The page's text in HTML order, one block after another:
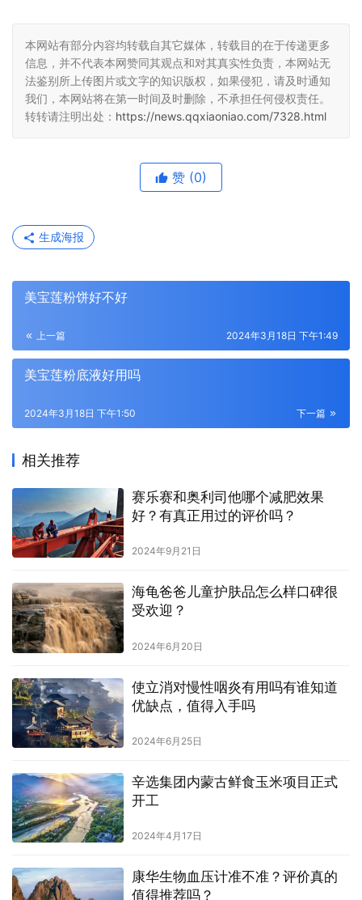
本网站有部分内容均转载自其它媒体，转载目的在于传递更多
信息，并不代表本网赞同其观点和对其真实性负责，本网站无
法鉴别所上传图片或文字的知识版权，如果侵犯，请及时通知
我们，本网站将在第一时间及时删除，不承担任何侵权责任。
转转请注明出处： https://news.qqxiaoniao.com/7328.html
赞 (0)
生成海报
美宝莲粉饼好不好
上一篇 2024年3月18日 下午1:49
美宝莲粉底液好用吗
下一篇
2024年3月18日 下午1:50
相关推荐
赛乐赛和奥利司他哪个减肥效果
好？有真正用过的评价吗？
2024年9月21日
海龟爸爸儿童护肤品怎么样口碑很
受欢迎？
2024年6月20日
使立消对慢性咽炎有用吗有谁知道
优缺点，值得入手吗
2024年6月25日
辛选集团内蒙古鲜食玉米项目正式
开工
2024年4月17日
康华生物血压计准不准？评价真的
值得推荐吗？